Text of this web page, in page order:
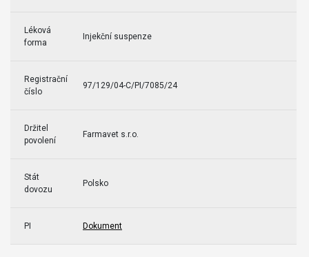
Léková
forma
Injekční suspenze
Registrační
číslo
97/129/04-C/PI/7085/24
Držitel
povolení
Farmavet s.r.o.
Stát
dovozu
Polsko
PI Dokument